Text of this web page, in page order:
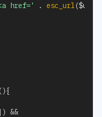
href=' . esc_url ($url
){
) &&